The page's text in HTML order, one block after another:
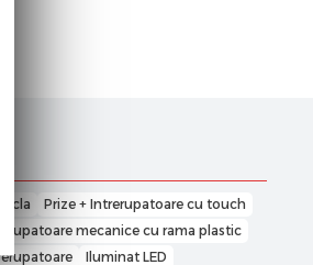
Prize + Intrerupatoare cu touch
mecanice cu rama plastic
Iluminat LED